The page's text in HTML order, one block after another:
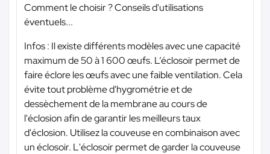
Comment le choisir ? Conseils d'utilisations
éventuels...
Infos : Il existe différents modèles avec une capacité
maximum de 50 à 1 600 œufs. L’éclosoir permet de
faire éclore les œufs avec une faible ventilation. Cela
évite tout problème d'hygrométrie et de
dessèchement de la membrane au cours de
l'éclosion afin de garantir les meilleurs taux
d'éclosion. Utilisez la couveuse en combinaison avec
un éclosoir. L'éclosoir permet de garder la couveuse